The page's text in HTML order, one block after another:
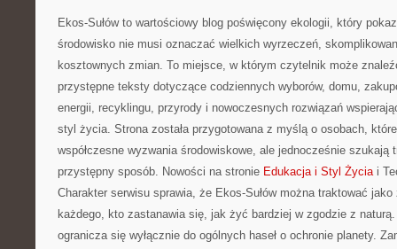
Ekos-Sułów to wartościowy blog poświęcony ekologii, który
środowisko nie musi oznaczać wielkich wyrzeczeń,
kosztownych zmian. To miejsce, w którym czytelnik może
przystępne teksty dotyczące codziennych wyborów, domu,
energii, recyklingu, przyrody i nowoczesnych rozwiązań
styl życia. Strona została przygotowana z myślą o osobach,
współczesne wyzwania środowiskowe, ale jednocześnie szukają
przystępny sposób. Nowości na stronie Edukacja i Styl Życiai
Charakter serwisu sprawia, że Ekos-Sułów można traktować
każdego, kto zastanawia się, jak żyć bardziej w zgodzie z
ogranicza się wyłącznie do ogólnych haseł o ochronie planety.